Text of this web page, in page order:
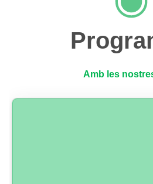
Amb les